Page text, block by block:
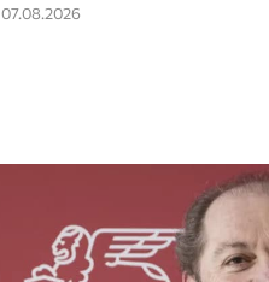
07.08.2026